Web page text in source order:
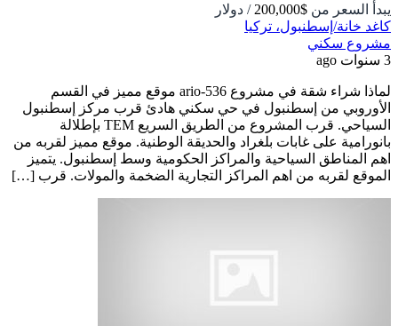
يبدأ السعر من $200,000
/ دولار
كاغد خانة/إسطنبول، تركيا
مشروع سكني
3 سنوات ago
لماذا شراء شقة في مشروع 536-ario موقع مميز في القسم
الأوروبي من إسطنبول في حي سكني هادئ قرب مركز إسطنبول
السياحي. قرب المشروع من الطريق السريع TEM بإطلالة
بانورامية على غابات بلغراد والحديقة الوطنية. موقع مميز لقربه من
اهم المناطق السياحية والمراكز الحكومية وسط إسطنبول. يتميز
الموقع لقربه من اهم المراكز التجارية الضخمة والمولات. قرب […]